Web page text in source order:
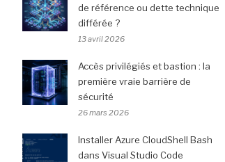
de référence ou dette technique
différée ?
13 avril 2026
Accès privilégiés et bastion : la
première vraie barrière de
sécurité
26 mars 2026
Installer Azure CloudShell Bash
dans Visual Studio Code